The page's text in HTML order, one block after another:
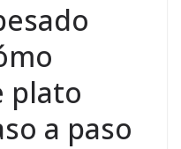
plato
a paso